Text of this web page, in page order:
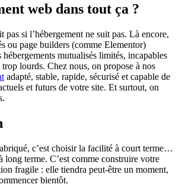
web dans tout ça ?
pas si l’hébergement ne suit pas. Là encore,
ou page builders (comme Elementor)
hébergements mutualisés limités, incapables
trop lourds. Chez nous, on propose à nos
adapté, stable, rapide, sécurisé et capable de
et futurs de votre site. Et surtout, on
c’est choisir la facilité à court terme…
long terme. C’est comme construire votre
fragile : elle tiendra peut-être un moment,
bientôt.